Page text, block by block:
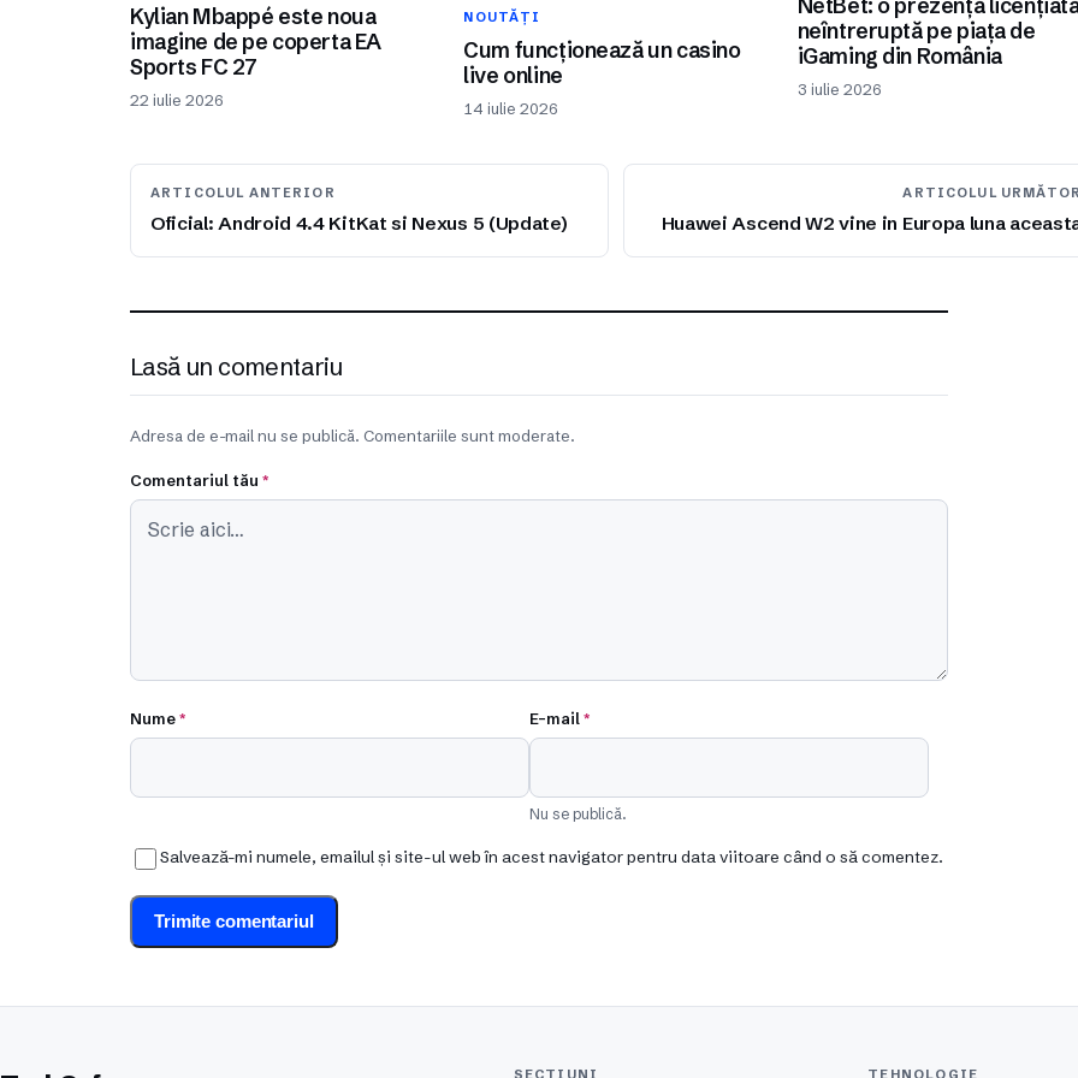
Kylian Mbappé este noua
imagine de pe coperta EA
Sports FC 27
22 iulie 2026
NOUTĂȚI
Cum funcționează un casino
live online
14 iulie 2026
NetBet: o prezență
neîntreruptă pe piața de
iGaming din România
3 iulie 2026
ARTICOLUL ANTERIOR
Oficial: Android 4.4 KitKat si Nexus 5 (Update)
ARTICOLUL URMĂTOR
Huawei Ascend W2 vine in Europa luna
Lasă un comentariu
Adresa de e-mail nu se publică. Comentariile sunt moderate.
Comentariul tău *
Nume* E-mail*
Nu se publică.
Salvează-mi numele, emailul și site-ul web în acest navigator pentru data viitoare când o să comentez.
SECȚIUNI TEHNOLOGIE